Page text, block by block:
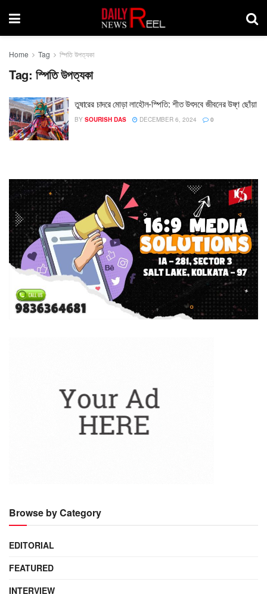
Home Tag স্পিতি উপত্যকা
Tag: স্পিতি উপত্যকা
তুষারের চাদরে মোড়া লাহৌল-স্পিতি: শীত উৎসবে জীবনের উষ্ণ ছোঁয়া
BY SOURISH DAS DECEMBER 6, 2024 0
Browse by Category
EDITORIAL
FEATURED
INTERVIEW